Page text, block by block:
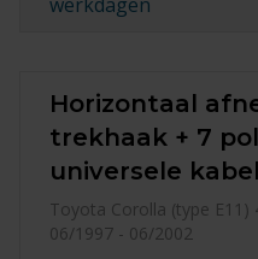
Horizontaal
trekhaak + 7
universele
Toyota Corolla (type E11)
06/1997 - 06/2002